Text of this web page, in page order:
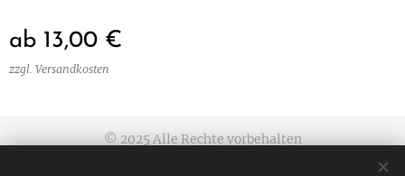
ab 13,00 €
zzgl. Versandkosten
© 2025 Alle Rechte vorbehalten
Datenschutzerklärung|